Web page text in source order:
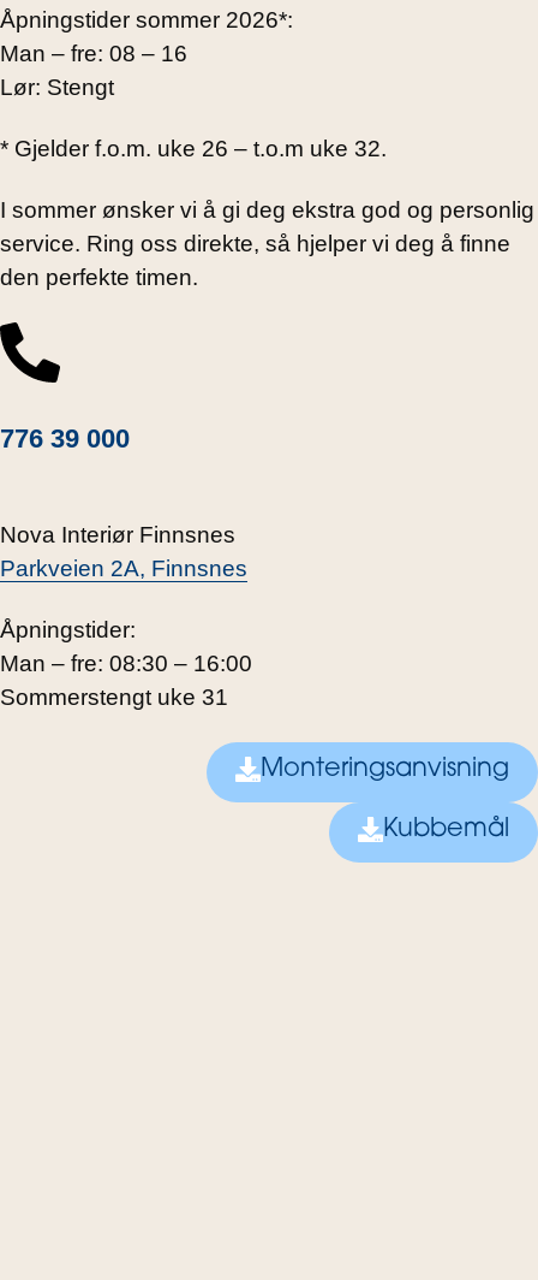
Åpningstider sommer 2026*:
Man – fre: 08 – 16
Lør: Stengt
* Gjelder f.o.m. uke 26 – t.o.m uke 32.
I sommer ønsker vi å gi deg ekstra god og personlig
service. Ring oss direkte, så hjelper vi deg å finne
den perfekte timen.
776 39 000
Nova Interiør Finnsnes
Parkveien 2A, Finnsnes
Åpningstider:
Man – fre: 08:30 – 16:00
Sommerstengt uke 31
Monteringsanvisning
Kubbemål